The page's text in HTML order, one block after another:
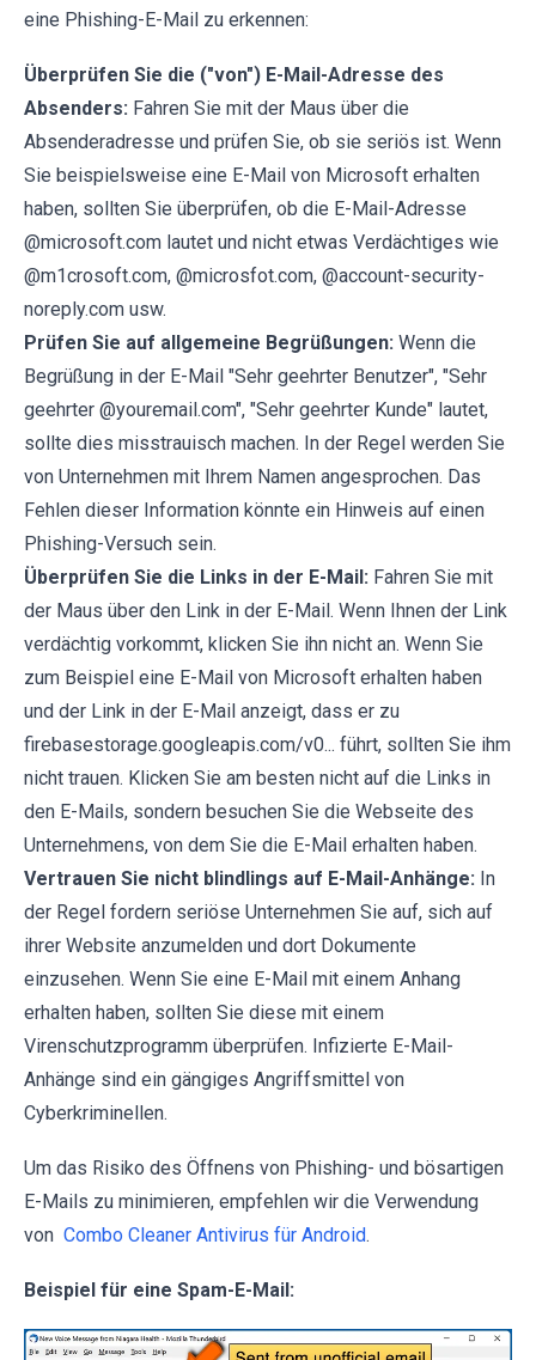
eine Phishing-E-Mail zu erkennen:
Überprüfen Sie die ("von") E-Mail-Adresse des
Absenders: Fahren Sie mit der Maus über die
Absenderadresse und prüfen Sie, ob sie seriös ist. Wenn
Sie beispielsweise eine E-Mail von Microsoft erhalten
haben, sollten Sie überprüfen, ob die E-Mail-Adresse
@microsoft.com lautet und nicht etwas Verdächtiges wie
@m1crosoft.com, @microsfot.com, @account-security-
noreply.com usw.
Prüfen Sie auf allgemeine Begrüßungen: Wenn die
Begrüßung in der E-Mail "Sehr geehrter Benutzer", "Sehr
geehrter @youremail.com", "Sehr geehrter Kunde" lautet,
sollte dies misstrauisch machen. In der Regel werden Sie
von Unternehmen mit Ihrem Namen angesprochen. Das
Fehlen dieser Information könnte ein Hinweis auf einen
Phishing-Versuch sein.
Überprüfen Sie die Links in der E-Mail: Fahren Sie mit
der Maus über den Link in der E-Mail. Wenn Ihnen der Link
verdächtig vorkommt, klicken Sie ihn nicht an. Wenn Sie
zum Beispiel eine E-Mail von Microsoft erhalten haben
und der Link in der E-Mail anzeigt, dass er zu
firebasestorage.googleapis.com/v0... führt, sollten Sie ihm
nicht trauen. Klicken Sie am besten nicht auf die Links in
den E-Mails, sondern besuchen Sie die Webseite des
Unternehmens, von dem Sie die E-Mail erhalten haben.
Vertrauen Sie nicht blindlings auf E-Mail-Anhänge: In
der Regel fordern seriöse Unternehmen Sie auf, sich auf
ihrer Website anzumelden und dort Dokumente
einzusehen. Wenn Sie eine E-Mail mit einem Anhang
erhalten haben, sollten Sie diese mit einem
Virenschutzprogramm überprüfen. Infizierte E-Mail-
Anhänge sind ein gängiges Angriffsmittel von
Cyberkriminellen.
Um das Risiko des Öffnens von Phishing- und bösartigen
E-Mails zu minimieren, empfehlen wir die Verwendung
von Combo Cleaner Antivirus für Android.
Beispiel für eine Spam-E-Mail: